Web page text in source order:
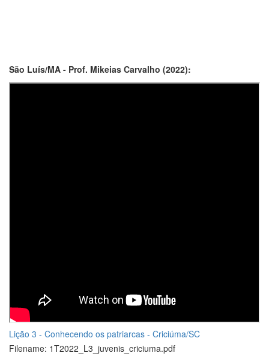
São Luís/MA - Prof. Mikeias Carvalho (2022):
Lição 3 - Conhecendo os patriarcas - Criciúma/SC
Filename: 1T2022_L3_juvenis_criciuma.pdf